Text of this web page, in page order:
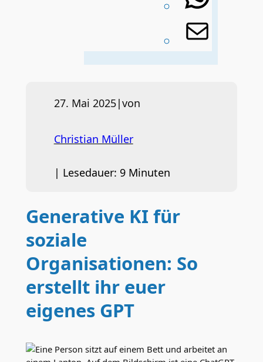
27. Mai 2025|von
Christian Müller
| Lesedauer: 9 Minuten
Generative KI für
soziale
Organisationen: So
erstellt ihr euer
eigenes GPT